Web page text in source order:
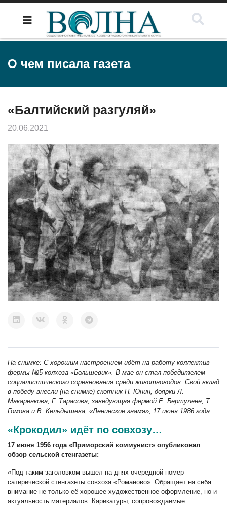
О чем писала газета
«Балтийский разгуляй»
20.06.2021
На снимке: С хорошим настроением идёт на работу коллектив
фермы №5 колхоза «Большевик». В мае он стал победителем
социалистического соревнования среди животноводов. Свой вклад
в победу внесли (на снимке) скотник Н. Юнин, доярки Л.
Макаренкова, Г. Тарасова, заведующая фермой Е. Бертулене, Т.
Гомова и В. Кельдышева, «Ленинское знамя», 17 июня 1986 года
«Крокодил» идёт по совхозу…
17 июня 1956 года «Приморский коммунист» опубликовал
обзор сельской стенгазеты:
«Под таким заголовком вышел на днях очередной номер
сатирической стенгазеты совхоза «Романово». Обращает на себя
внимание не только её хорошее художественное оформление, но и
актуальность материалов. Карикатуры, сопровождаемые